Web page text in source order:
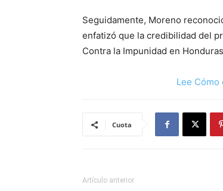
Seguidamente, Moreno
enfatizó que la credibilidad del
Contra la Impunidad en
Lee
Cuota
Artículo anterior